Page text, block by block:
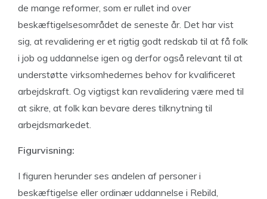
de mange reformer, som er rullet ind over
beskæftigelsesområdet de seneste år. Det har vist
sig, at revalidering er et rigtig godt redskab til at få folk
i job og uddannelse igen og derfor også relevant til at
understøtte virksomhedernes behov for kvalificeret
arbejdskraft. Og vigtigst kan revalidering være med til
at sikre, at folk kan bevare deres tilknytning til
arbejdsmarkedet.
Figurvisning:
I figuren herunder ses andelen af personer i
beskæftigelse eller ordinær uddannelse i Rebild,